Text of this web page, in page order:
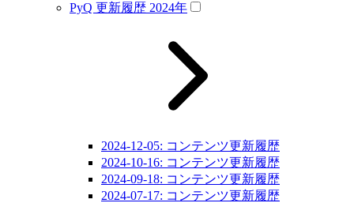
PyQ 更新履歴 2024年
2024-12-05: コンテンツ更新履歴
2024-10-16: コンテンツ更新履歴
2024-09-18: コンテンツ更新履歴
2024-07-17: コンテンツ更新履歴